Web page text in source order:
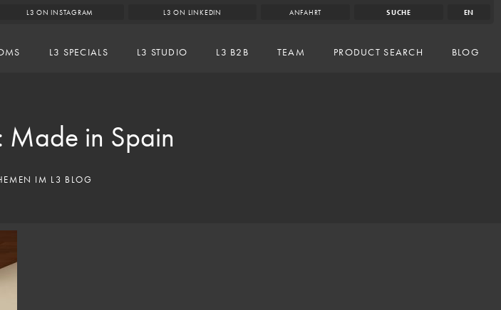
L3 ON INSTAGRAM L3 ON LINKEDIN ANFAHRT SUCHE EN
L3 SPECIALS L3 STUDIO L3 B2B TEAM PRODUCT SEARCH BLOG
Made in Spain
IM L3 BLOG